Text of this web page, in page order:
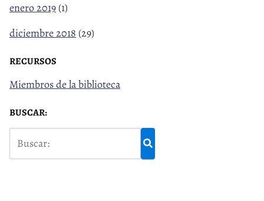
enero 2019 (1)
diciembre 2018 (29)
RECURSOS
Miembros de la biblioteca
BUSCAR: